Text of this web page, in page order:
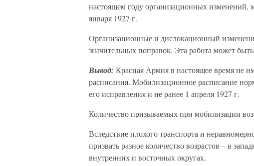
настоящем году организационных изменений,
января 1927 г.
Организационные и дислокационный
значительных поправок. Эта работа может
Вывод: Красная Армия в настоящее время не
расписания. Мобилизационное расписание
его исправления и не ранее 1 апреля 1927 г.
Количество призываемых при мобилизации
Вследствие плохого транспорта и
призвать разное количество возрастов – в
внутренних и восточных округах.